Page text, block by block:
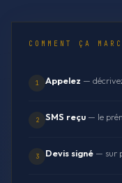
COMMENT ÇA
1 Appelez —
2 SMS reçu — le
3 Devis signé — sur